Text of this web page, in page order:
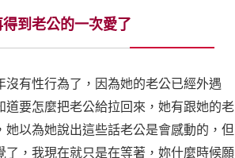
到老公的一次愛了
有性行為了，因為她的老公已經外遇
要怎麼把老公給拉回來，她有跟她的老
以為她說出這些話老公是會感動的，但
，我現在就只是在等著，妳什麼時候願